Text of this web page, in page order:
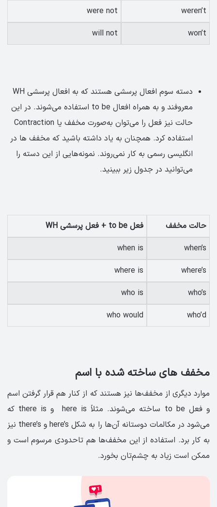
weren’t
were not
won’t
will not
دسته سوم افعال پرسشی هستند که به افعال پرسشی WH
معروفند و به همراه افعال to be استفاده می‌شوند. در این
حالت نیز فعل را می‌توان به‌صورت مخفف یا Contraction
استفاده کرد. همچنان به یاد داشته باشید که مخفف ها در
انگلیسی رسمی به کار نمی‌روند. نمونه‌هایی از این دسته را
می‌توانید در جدول زیر ببینید.
حالت مخفف
فعل to be + فعل پرسشی WH
when’s
when is
where’s
where is
who’s
who is
who’d
who would
مخفف های ساخته شده با اسم
موارد دیگری از مخفف‌ها نیز هستند که از کنار هم قرار گرفتن اسم
و فعل to be ساخته می‌شوند. مثلاً here is و there is که
می‌شود در مکالمات دوستانه آن‌ها را به شکل here’s و there’s نیز
به کار برد. استفاده از این مخفف‌ها هم تاحدودی مرسوم است و
ممکن است زیاد به چشم‌تان بخورد.